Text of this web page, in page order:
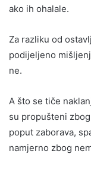
ako ih ohalale.
Za razliku od
podijeljeno
ne.
A što se tiče
su propušteni
poput zaborava,
namjerno zbog